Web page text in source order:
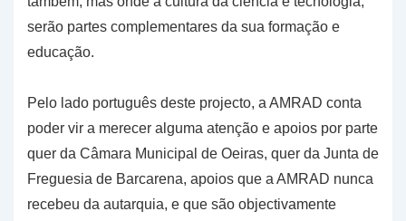
serão partes complementares da sua formação e
educação.
Pelo lado português deste projecto, a AMRAD conta
poder vir a merecer alguma atenção e apoios por parte
quer da Câmara Municipal de Oeiras, quer da Junta de
Freguesia de Barcarena, apoios que a AMRAD nunca
recebeu da autarquia, e que são objectivamente